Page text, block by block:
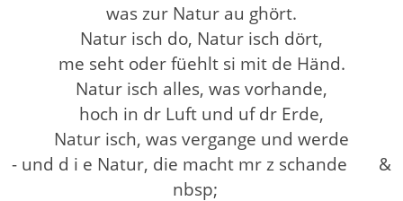
was zur Natur au ghört.
Natur isch do, Natur isch dört,
me seht oder füehlt si mit de Händ.
Natur isch alles, was vorhande,
hoch in dr Luft und uf dr Erde,
Natur isch, was vergange und werde
- und d i e Natur, die macht mr z schande &
nbsp;